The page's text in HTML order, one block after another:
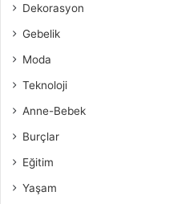
Dekorasyon
Gebelik
Moda
Teknoloji
Anne-Bebek
Burçlar
Eğitim
Yaşam